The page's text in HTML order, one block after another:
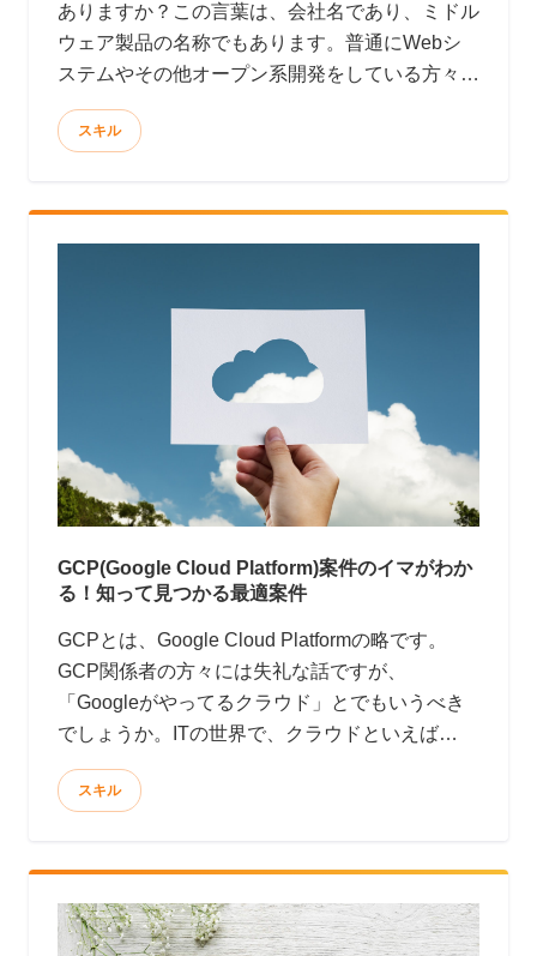
ありますか？この言葉は、会社名であり、ミドル
ウェア製品の名称でもあります。普通にWebシ
ステムやその他オープン系開発をしている方々に
はあまり縁のない言葉かもしれません。ところ
が、SAP社の売上たるや、マイクロソフトやオ
スキル
GCP(Google Cloud Platform)案件のイマがわか
る！知って見つかる最適案件
GCPとは、Google Cloud Platformの略です。
GCP関係者の方々には失礼な話ですが、
「Googleがやってるクラウド」とでもいうべき
でしょうか。ITの世界で、クラウドといえば
AWSというのが実状です。現にGartnerが公開し
たデータによると、2018年度クラウドシェアの
スキル